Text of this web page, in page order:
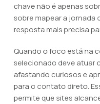
chave não é apenas
sobre mapear a jornada
resposta mais precisa
Quando o foco está na
selecionado deve atuar
afastando curiosos e
para o contato direto.
permite que sites